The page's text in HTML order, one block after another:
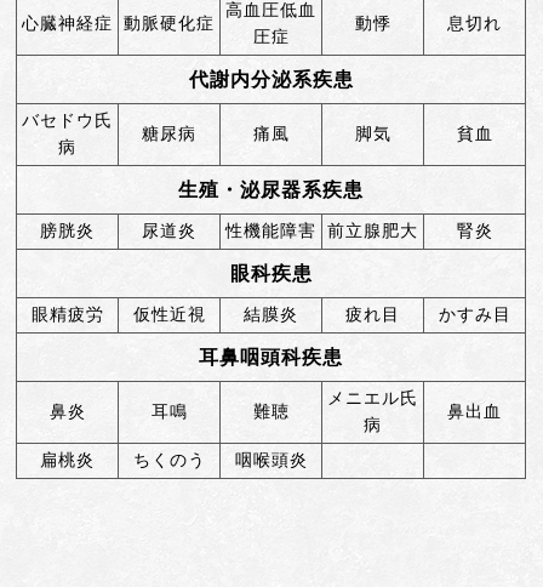
心臓神経症 動脈硬化症
高血圧低血
圧症
動悸 息切れ
代謝内分泌系疾患
バセドウ氏
病
糖尿病 痛風 脚気 貧血
生殖・泌尿器系疾患
膀胱炎 尿道炎 性機能障害 前立腺肥大 腎炎
眼科疾患
眼精疲労 仮性近視 結膜炎 疲れ目 かすみ目
耳鼻咽頭科疾患
鼻炎 耳鳴 難聴
メニエル氏
病
鼻出血
扁桃炎 ちくのう 咽喉頭炎